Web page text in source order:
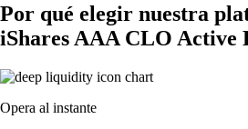
Por qué elegir nuestra
iShares AAA CLO Active
Opera al instante